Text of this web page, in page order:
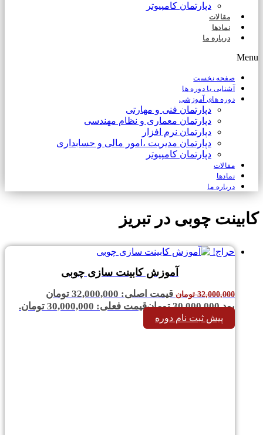
دپارتمان کامپیوتر
مقالات
نمادها
درباره ما
Menu
صفحه نخست
آشنایی با دوره ها
دوره های آموزشی
دپارتمان فنی و مهارتی
دپارتمان معماری و نظام مهندسی
دپارتمان نرم افزار
دپارتمان مدیریت ،امور مالی و حسابداری
دپارتمان کامپیوتر
مقالات
نمادها
درباره ما
کابینت چوبی در تبریز
حراج!
آموزش کابینت سازی چوبی
32,000,000 تومان
قیمت اصلی: 32,000,000 تومان
بود.30,000,000 تومانقیمت فعلی: 30,000,000 تومان.
پیش ثبت نام دوره